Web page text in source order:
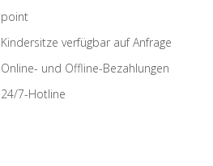
point
Kindersitze verfügbar auf Anfrage
Online- und Offline-Bezahlungen
24/7-Hotline